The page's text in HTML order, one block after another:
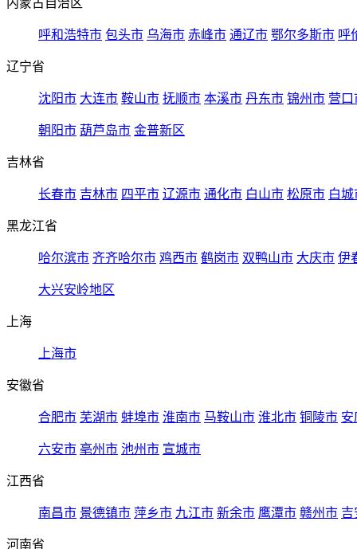
内蒙古自治区
呼和浩特市 包头市 乌海市 赤峰市 通辽市 鄂尔多斯市 呼
辽宁省
沈阳市 大连市 鞍山市 抚顺市 本溪市 丹东市 锦州市 营口
朝阳市 葫芦岛市 金普新区
吉林省
长春市 吉林市 四平市 辽源市 通化市 白山市 松原市 白城
黑龙江省
哈尔滨市 齐齐哈尔市 鸡西市 鹤岗市 双鸭山市 大庆市 伊
大兴安岭地区
上海
上海市
安徽省
合肥市 芜湖市 蚌埠市 淮南市 马鞍山市 淮北市 铜陵市 安
六安市 亳州市 池州市 宣城市
江西省
南昌市 景德镇市 萍乡市 九江市 新余市 鹰潭市 赣州市 吉
河南省